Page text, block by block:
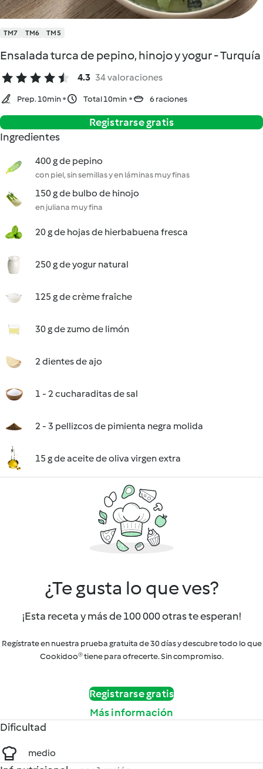
TM7 TM6 TM5
Ensalada turca de pepino, hinojo y yogur - Turquía
4.3 34 valoraciones
Prep. 10min Total 10min 6 raciones
Registrarse gratis
Ingredientes
400 g de pepino
con piel, sin semillas y en láminas muy finas
150 g de bulbo de hinojo
en juliana muy fina
20 g de hojas de hierbabuena fresca
250 g de yogur natural
125 g de crème fraîche
30 g de zumo de limón
2 dientes de ajo
1 - 2 cucharaditas de sal
2 - 3 pellizcos de pimienta negra molida
15 g de aceite de oliva virgen extra
¿Te gusta lo que ves?
¡Esta receta y más de 100 000 otras te esperan!
Regístrate en nuestra prueba gratuita de 30 días y descubre todo lo que
Cookidoo® tiene para ofrecerte. Sin compromiso.
Registrarse gratis
Más información
Dificultad
medio